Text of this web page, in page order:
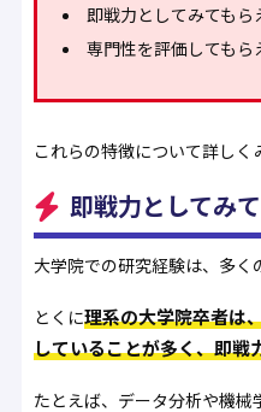
即戦力としてみてもら
専門性を評価してもら
これらの特徴について詳しく
即戦力としてみ
大学院での研究経験は、多く
とくに理系の大学院卒者は
していることが多く、即戦
たとえば、データ分析や機